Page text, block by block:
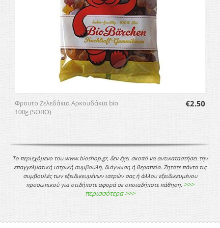
Φρουτο Ζελεδάκια Αρκουδάκια bio
100g (SOBO)
€2.50
Το περιεχόμενο του www.bioshop.gr, δεν έχει σκοπό να αντικαταστήσει την
επαγγελματική ιατρική συμβουλή, διάγνωση ή θεραπεία. Ζητάτε πάντα τις
συμβουλές των εξειδικευμένων ιατρών σας ή άλλου εξειδικευμένου
προσωπικού για οτιδήποτε αφορά σε οποιαδήποτε πάθηση. >>>
περισσότερα >>>